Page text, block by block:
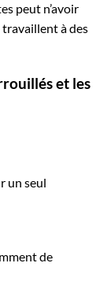
peut n’avoir
travaillent à des
et les
un seul
de